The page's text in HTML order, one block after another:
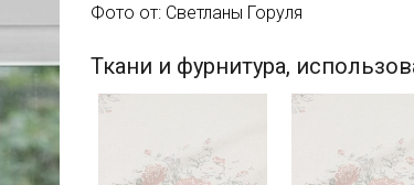
Фото от: Светланы Горуля
Ткани и фурнитура,